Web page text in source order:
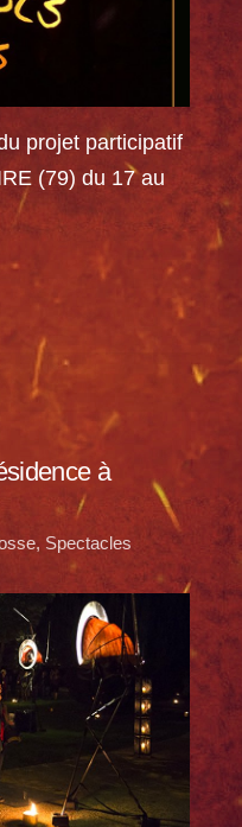
projet participatif
(79) du 17 au
à
, Spectacles